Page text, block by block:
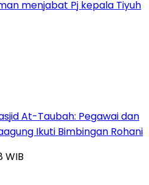
menjabat Pj kepala Tiyuh
At-Taubah: Pegawai dan
Ikuti Bimbingan Rohani
WIB